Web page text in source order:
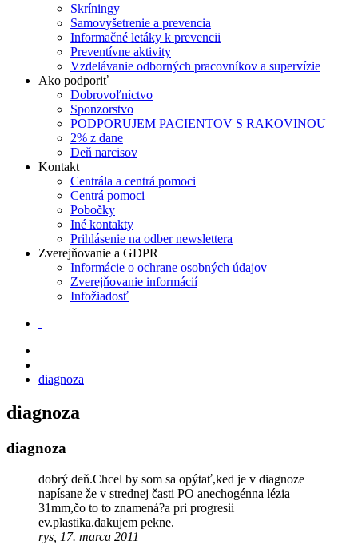
Skríningy
Samovyšetrenie a prevencia
Informačné letáky k prevencii
Preventívne aktivity
Vzdelávanie odborných pracovníkov a supervízie
Ako podporiť
Dobrovoľníctvo
Sponzorstvo
PODPORUJEM PACIENTOV S RAKOVINOU
2% z dane
Deň narcisov
Kontakt
Centrála a centrá pomoci
Centrá pomoci
Pobočky
Iné kontakty
Prihlásenie na odber newslettera
Zverejňovanie a GDPR
Informácie o ochrane osobných údajov
Zverejňovanie informácií
Infožiadosť
diagnoza
diagnoza
diagnoza
dobrý deň.Chcel by som sa opýtať,ked je v diagnoze
napísane že v strednej časti PO anechogénna lézia
31mm,čo to to znamená?a pri progresii
ev.plastika.dakujem pekne.
rys, 17. marca 2011